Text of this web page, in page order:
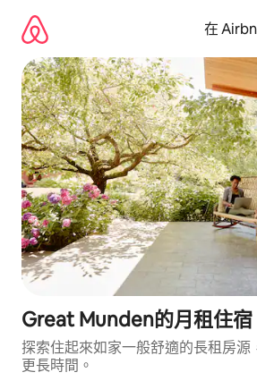
在
Great Munden的月租住宿
探索住起來如家一般舒適的長租房
更長時間。